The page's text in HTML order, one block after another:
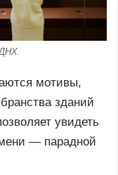
мотивы,
зданий
увидеть
— парадной